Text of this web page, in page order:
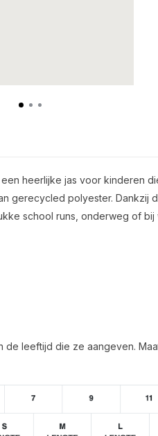
een heerlijke jas voor kinderen
gerecycled polyester. Dankzij
school runs, onderweg of bij
leeftijd die ze aangeven.